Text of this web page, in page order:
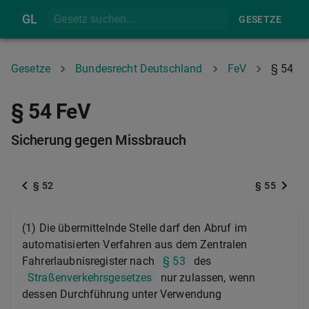
GL GESETZE
Gesetze Bundesrecht Deutschland FeV § 54
§ 54 FeV
Sicherung gegen Missbrauch
§ 52 § 55
(1) Die übermittelnde Stelle darf den Abruf im
automatisierten Verfahren aus dem Zentralen
Fahrerlaubnisregister nach
§ 53
des
Straßenverkehrsgesetzes
nur zulassen, wenn
dessen Durchführung unter Verwendung